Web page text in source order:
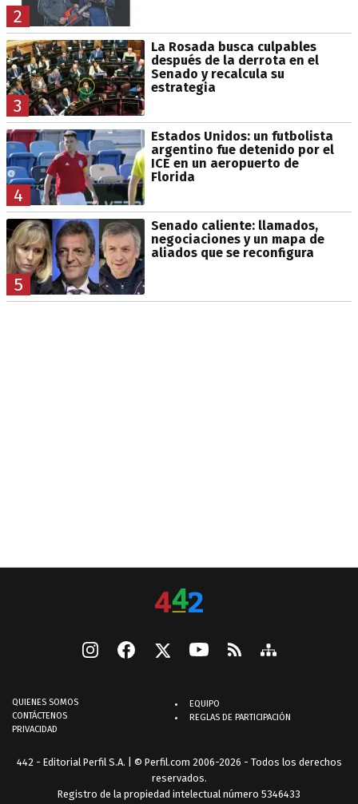
2
3
La Rosada busca culpables
después de la derrota en el
Senado y recalcula su
estrategia
4
Estados Unidos: un futbolista
argentino fue detenido por el
ICE en un aeropuerto de
Florida
5
Senado caliente: llamados,
negociaciones y un mapa de
aliados que se reconfigura
QUIENES SOMOS
CONTÁCTENOS
PRIVACIDAD
EQUIPO
REGLAS DE PARTICIPACIÓN
442 - Editorial Perfil S.A. | © Perfil.com 2006-2026 - Todos los derechos
reservados.
Registro de la propiedad intelectual número 5346433